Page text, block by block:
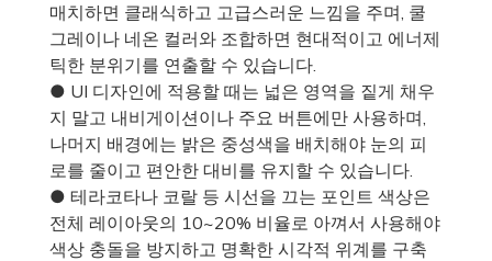
매치하면 클래식하고 고급스러운 느낌을 주며, 쿨
그레이나 네온 컬러와 조합하면 현대적이고 에너제
틱한 분위기를 연출할 수 있습니다.
● UI 디자인에 적용할 때는 넓은 영역을 짙게 채우
지 말고 내비게이션이나 주요 버튼에만 사용하며,
나머지 배경에는 밝은 중성색을 배치해야 눈의 피
로를 줄이고 편안한 대비를 유지할 수 있습니다.
● 테라코타나 코랄 등 시선을 끄는 포인트 색상은
전체 레이아웃의 10~20% 비율로 아껴서 사용해야
색상 충돌을 방지하고 명확한 시각적 위계를 구축